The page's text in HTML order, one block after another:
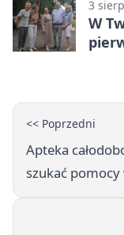
3
W
<< Poprzedni
Apteka
szukać pomocy